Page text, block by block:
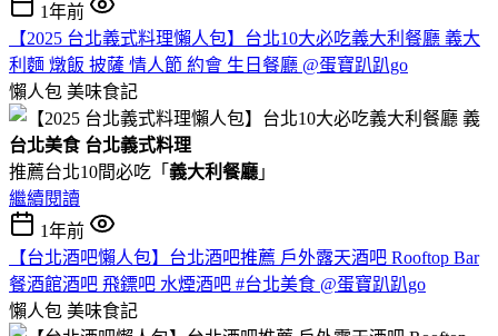
1年前
【2025 台北義式料理懶人包】台北10大必吃義大利餐廳 義大
利麵 燉飯 披薩 情人節 約會 生日餐廳 @蛋寶趴趴go
懶人包 美味食記
台北美食 台北義式料理
推薦台北10間必吃「 義大利餐廳 」
繼續閱讀
1年前
【台北酒吧懶人包】台北酒吧推薦 戶外露天酒吧 Rooftop Bar
餐酒館酒吧 飛鏢吧 水煙酒吧 #台北美食 @蛋寶趴趴go
懶人包 美味食記